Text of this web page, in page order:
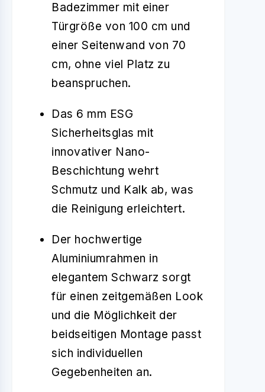
Badezimmer mit einer
Türgröße von 100 cm und
einer Seitenwand von 70
cm, ohne viel Platz zu
beanspruchen.
Das 6 mm ESG
Sicherheitsglas mit
innovativer Nano-
Beschichtung wehrt
Schmutz und Kalk ab, was
die Reinigung erleichtert.
Der hochwertige
Aluminiumrahmen in
elegantem Schwarz sorgt
für einen zeitgemäßen Look
und die Möglichkeit der
beidseitigen Montage passt
sich individuellen
Gegebenheiten an.